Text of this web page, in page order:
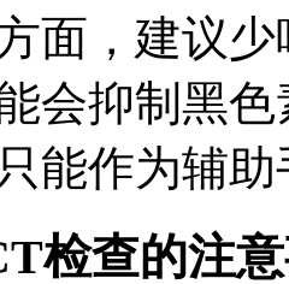
面，建议
会抑制黑
能作为辅
检查的注